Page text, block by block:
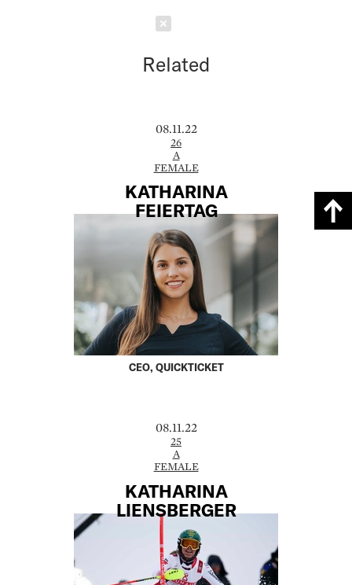
Related
08.11.22
26
A
FEMALE
KATHARINA
FEIERTAG
CEO, QUICKTICKET
08.11.22
25
A
FEMALE
KATHARINA
LIENSBERGER